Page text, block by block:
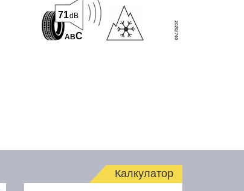
A BC
71dB
Калкулатор